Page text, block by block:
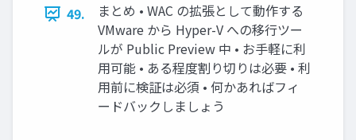
49.
まとめ • WAC の拡張として動作する
VMware から Hyper-V への移行ツー
ルが Public Preview 中 • お手軽に利
用可能 • ある程度割り切りは必要 • 利
用前に検証は必須 • 何かあればフィ
ードバックしましょう